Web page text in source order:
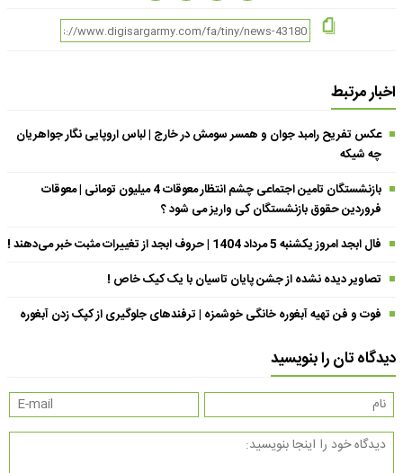
اخبار مرتبط
عکس تفریح رامبد جوان و همسر سومش در خارج | لباس اروپایی نگار جواهریان
چه شیکه
بازنشستگان تامین اجتماعی چشم انتظار معوقات 4 میلیون تومانی | معوقات
فروردین حقوق بازنشستگان کی واریز می شود ؟
فال ابجد امروز یکشنبه 5 مرداد 1404 | حروف ابجد از تغییرات مثبت خبر می‌دهند !
تصاویر دیده نشده از جشن پایان تاسیان با یک کیک خاص !
فوت و فن تهیه آبغوره خانگی خوشمزه | ترفندهای جلوگیری از کپک زدن آبغوره
دیدگاه تان را بنویسید